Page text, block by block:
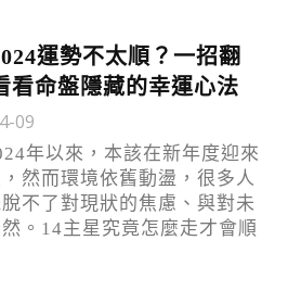
運勢不太順？一招翻
看命盤隱藏的幸運心法
09
年以來，本該在新年度迎來
然而環境依舊動盪，很多人
不了對現狀的焦慮、與對未
。14主星究竟怎麼走才會順